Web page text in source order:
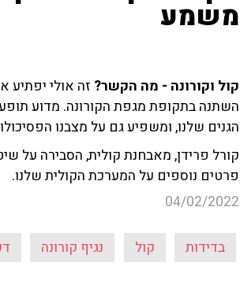
משמע
קול וקורונה - מה הקשר? זה אולי יפתיע
השתנה בתקופת מגפת הקורונה. מדוע
הגנים שלנו, ומשפיע גם על מצבנו
קורל פרידן, מאבחנת קולית, הסבירה על
פרטים נוספים על המערכת הקולית שלנו.
04/02/2022
בדידות קול נגיף קורונה